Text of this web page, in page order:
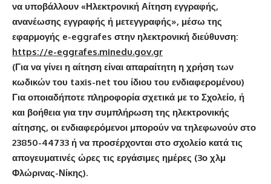
να υποβάλλουν «Ηλεκτρονική Αίτηση εγγραφής,
ανανέωσης εγγραφής ή μετεγγραφής», μέσω της
εφαρμογής e-eggrafes στην ηλεκτρονική διεύθυνση:
https://e-eggrafes.minedu.gov.gr
(Για να γίνει η αίτηση είναι απαραίτητη η χρήση των
κωδικών του taxis-net του ίδιου του ενδιαφερομένου)
Για οποιαδήποτε πληροφορία σχετικά με το Σχολείο, ή
και βοήθεια για την συμπλήρωση της ηλεκτρονικής
αίτησης, οι ενδιαφερόμενοι μπορούν να τηλεφωνούν στο
23850-44733 ή να προσέρχονται στο σχολείο κατά τις
απογευματινές ώρες τις εργάσιμες ημέρες (3ο χλμ
Φλώρινας-Νίκης).